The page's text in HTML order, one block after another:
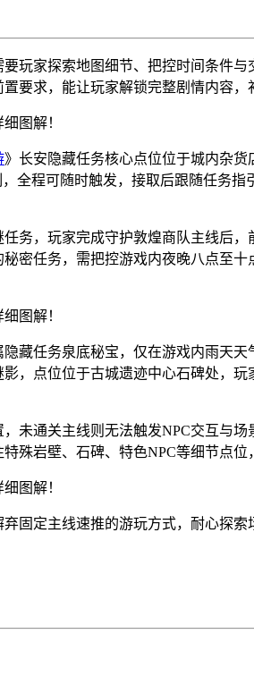
玩家探索地图细节、把控时间条件与
要求，能让玩家解锁完整剧情内容，
》长安隐藏任务核心点位位于城内杂
全程可随时触发，接取后跟随任务
务，玩家完成守护敦煌商队主线后，
密任务，需把控游戏内夜晚八点至
藏任务泉底秘宝，仅在游戏内雨天天
，点位位于古城遗迹中心石碑处，玩
未通关主线则无法触发NPC交互与
岩壁、石碑、特色NPC等细节点位
固定主线速推的游玩方式，耐心探